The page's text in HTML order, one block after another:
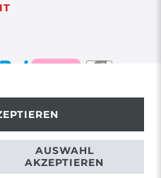
Rechte vorbehalten.
AUSWAHL
AKZEPTIEREN